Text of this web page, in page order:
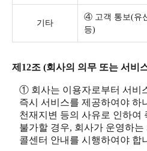
기타
④ 고객 통보(유
등)
제12조 (회사의 의무 또는 서비
① 회사는 이용자로부터 서비
즉시 서비스를 제공하여야 하
천재지변 등의 사유로 인하여
불가할 경우, 회사가 운영하
콜센터 안내를 시행하여야 합